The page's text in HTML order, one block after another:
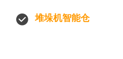
堆垛机智能仓